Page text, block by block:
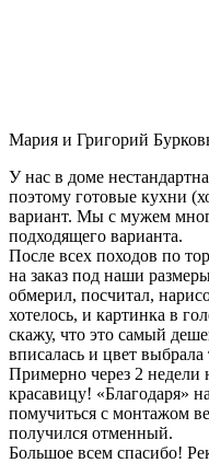
Мария и Григорий
У нас в доме
поэтому готовые кухни
вариант. Мы с мужем
подходящего варианта.
После всех походов по
на заказ под наши
обмерил, посчитал,
хотелось, и картинка в
скажу, что это самый
вписалась и цвет
Примерно через 2
красавицу! «Благодаря»
помучиться с монтажом
получился отменный.
Большое всем спасибо!